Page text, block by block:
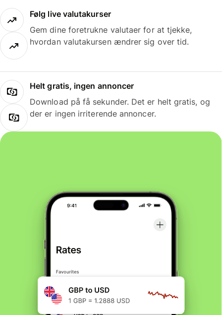
Følg live valutakurser
Gem dine foretrukne valutaer for at tjekke,
hvordan valutakursen ændrer sig over tid.
Helt gratis, ingen annoncer
Download på få sekunder. Det er helt gratis, og
der er ingen irriterende annoncer.